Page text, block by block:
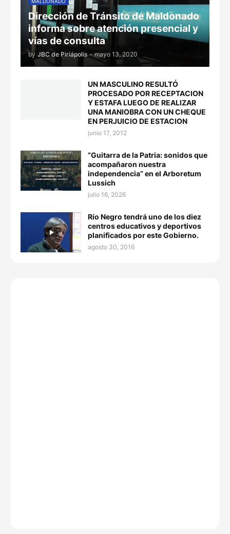
Dirección de Tránsito de Maldonado
informa sobre atención presencial y
vías de consulta
by JBC de Piriápolis - mayo 13, 2020
UN MASCULINO RESULTÓ
PROCESADO POR RECEPTACION
Y ESTAFA LUEGO DE REALIZAR
UNA MANIOBRA CON UN CHEQUE
EN PERJUICIO DE ESTACION
junio 17, 2012
“Guitarra de la Patria: sonidos que
acompañaron nuestra
independencia” en el Arboretum
Lussich
julio 16, 2026
Río Negro tendrá uno de los diez
centros educativos y deportivos
planificados por este Gobierno.
agosto 30, 2016